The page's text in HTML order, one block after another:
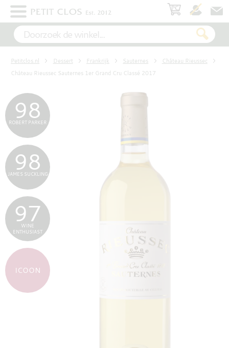
WIT
ROSÉ
ROOD
MOUSSEREND
DESSERT
DESTILLATEN
PROEFDOZEN
Petitclos.nl Dessert Frankrijk Sauternes
Château Rieussec
Château Rieussec Sauternes 1er Grand Cru Classé 2017
98
ROBERT PARKER
98
JAMES SUCKLING
97
WINE
ENTHUSIAST
ICOON